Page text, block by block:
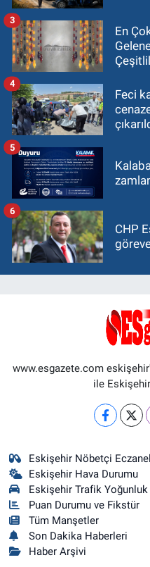
En
3
Feci
4
5
CHP
6
www.esgazete.com
ile
Eskişehir Nöbetçi
Eskişehir Hava Durumu
Eskişehir Trafik Yoğunluk
Puan Durumu ve Fikstür
Tüm Manşetler
Son Dakika Haberleri
Haber Arşivi